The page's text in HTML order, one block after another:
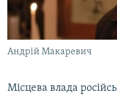
ВІДЕОУРОКИ «ELIFBE»
СВІДЧЕННЯ ОКУПАЦІЇ
УКРАЇНСЬКА ПРОБЛЕМА
Русский
Qırımtatar
Андрій Макаревич
Місцева влада